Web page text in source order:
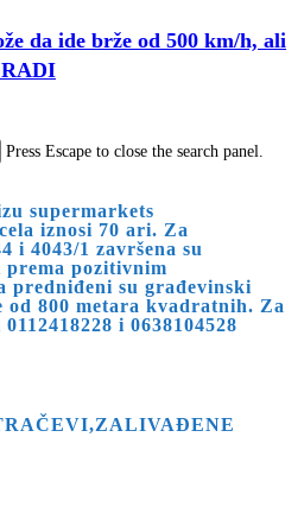
da ide brže od 500 km/h, ali
Press Escape to close the search panel.
supermarkets
iznosi 70 ari. Za
i 4043/1 završena su
prema pozitivnim
predniđeni su građevinski
800 metara kvadratnih. Za
i 0638104528